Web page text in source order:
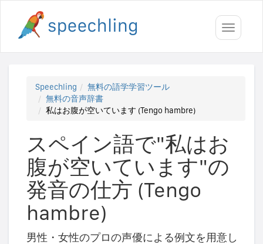
Toggle
Speechling
無料の語学学習ツール
無料の音声辞書
私はお腹が空いています (Tengo hambre)
スペイン語で"私はお
腹が空いています"の
発音の仕方 (Tengo
hambre)
男性・女性のプロの声優による例文を用意し